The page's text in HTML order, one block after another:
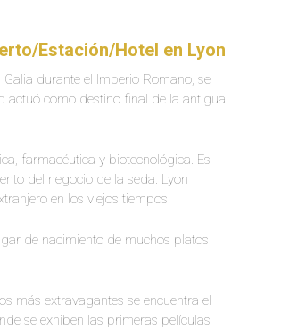
Estación/Hotel en Lyon
durante el Imperio Romano, se
actuó como destino final de la antigua
farmacéutica y biotecnológica. Es
del negocio de la seda. Lyon
en los viejos tiempos.
de nacimiento de muchos platos
más extravagantes se encuentra el
se exhiben las primeras películas